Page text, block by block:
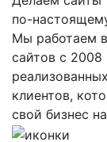
по-
Мы работаем
сайтов с 2008
клиентов,
свой бизнес